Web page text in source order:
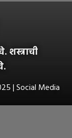
शस्त्राची
| Social Media